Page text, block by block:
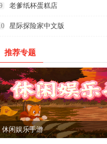
老爹纸杯蛋糕店
星际探险家中文版
推荐专题
休闲娱乐手游